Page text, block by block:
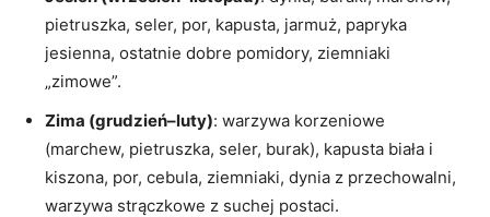
pietruszka, seler, por, kapusta, jarmuż, papryka
jesienna, ostatnie dobre pomidory, ziemniaki
„zimowe”.
Zima (grudzień–luty): warzywa korzeniowe
(marchew, pietruszka, seler, burak), kapusta biała i
kiszona, por, cebula, ziemniaki, dynia z przechowalni,
warzywa strączkowe z suchej postaci.